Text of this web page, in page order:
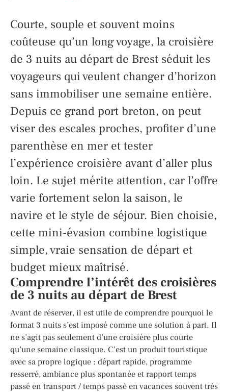
Courte, souple et souvent moins
coûteuse qu’un long voyage, la croisière
de 3 nuits au départ de Brest séduit les
voyageurs qui veulent changer d’horizon
sans immobiliser une semaine entière.
Depuis ce grand port breton, on peut
viser des escales proches, profiter d’une
parenthèse en mer et tester
l’expérience croisière avant d’aller plus
loin. Le sujet mérite attention, car l’offre
varie fortement selon la saison, le
navire et le style de séjour. Bien choisie,
cette mini-évasion combine logistique
simple, vraie sensation de départ et
budget mieux maîtrisé.
Comprendre l’intérêt des croisières
de 3 nuits au départ de Brest
Avant de réserver, il est utile de comprendre pourquoi le
format 3 nuits s’est imposé comme une solution à part. Il
ne s’agit pas seulement d’une croisière plus courte
qu’une semaine classique. C’est un produit touristique
avec sa propre logique : départ rapide, programme
resserré, ambiance plus spontanée et rapport temps
passé en transport / temps passé en vacances souvent très